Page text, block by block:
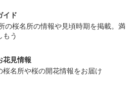
イド
の桜名所の情報や見頃時期を掲載。満
もう
花見情報
桜名所や桜の開花情報をお届け